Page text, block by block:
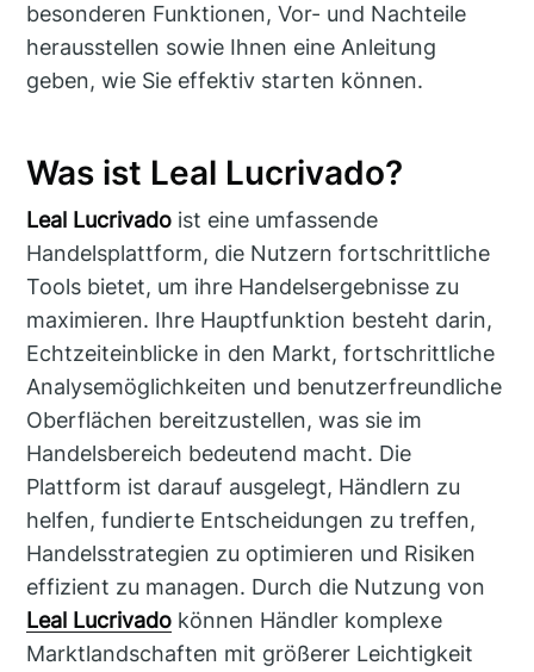
besonderen Funktionen, Vor- und Nachteile
herausstellen sowie Ihnen eine Anleitung
geben, wie Sie effektiv starten können.
Was ist Leal Lucrivado?
Leal Lucrivado ist eine umfassende
Handelsplattform, die Nutzern fortschrittliche
Tools bietet, um ihre Handelsergebnisse zu
maximieren. Ihre Hauptfunktion besteht darin,
Echtzeiteinblicke in den Markt, fortschrittliche
Analysemöglichkeiten und benutzerfreundliche
Oberflächen bereitzustellen, was sie im
Handelsbereich bedeutend macht. Die
Plattform ist darauf ausgelegt, Händlern zu
helfen, fundierte Entscheidungen zu treffen,
Handelsstrategien zu optimieren und Risiken
effizient zu managen. Durch die Nutzung von
Leal Lucrivado können Händler komplexe
Marktlandschaften mit größerer Leichtigkeit